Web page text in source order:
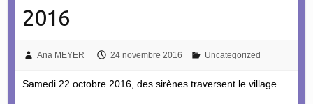
2016
Ana MEYER 24 novembre 2016 Uncategorized
Samedi 22 octobre 2016, des sirènes traversent le village…